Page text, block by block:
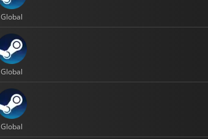
Global
Global
Global